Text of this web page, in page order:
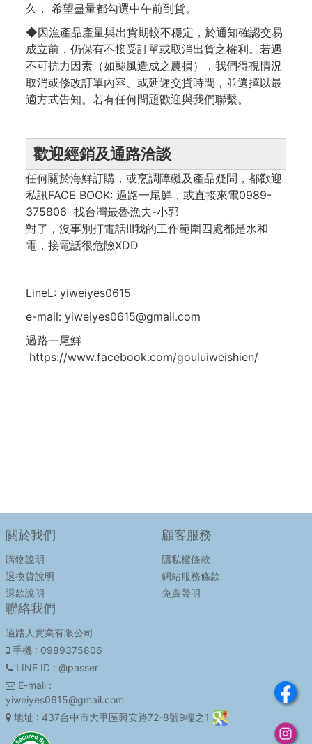
久， 希望盡量都勾選中午前到貨。
◆因漁產品產量與出貨期較不穩定，於通知確認交易
成立前，仍保有不接受訂單或取消出貨之權利。若遇
不可抗力因素（如颱風造成之農損），我們得視情況
取消或修改訂單內容、或延遲交貨時間，並選擇以最
適方式告知。若有任何問題歡迎與我們聯繫。
歡迎經銷及通路洽談
任何關於海鮮訂購，或烹調障礙及產品疑問，都歡迎
私訊FACE BOOK: 過路一尾鮮，或直接來電0989-
375806 找台灣最魯漁夫-小郭
對了， 沒事別打電話!!!我的工作範圍四處都是水和
電，接電話很危險XDD
LineL: yiweiyes0615
e-mail: yiweiyes0615@gmail.com
過路一尾鮮
https://www.facebook.com/gouluiweishien/
關於我們
購物說明
退換貨說明
退款說明
顧客服務
隱私權條款
網站服務條款
免責聲明
聯絡我們
過路人實業有限公司
手機 : 0989375806
LINE ID : @passer
E-mail:
yiweiyes0615@gmail.com
地址 : 437台中市大甲區興安路72-8號9樓之1